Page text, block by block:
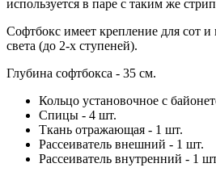
используется в паре с таким же
Софтбокс имеет крепление для сот и
света (до 2-х ступеней).
Глубина софтбокса - 35 см.
Кольцо установочное с
Спицы - 4 шт.
Ткань отражающая - 1 шт.
Рассеиватель внешний - 1 шт.
Рассеиватель внутренний - 1